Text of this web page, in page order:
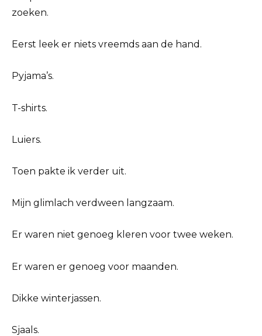
zoeken.
Eerst leek er niets vreemds aan de hand.
Pyjama’s.
T-shirts.
Luiers.
Toen pakte ik verder uit.
Mijn glimlach verdween langzaam.
Er waren niet genoeg kleren voor twee weken.
Er waren er genoeg voor maanden.
Dikke winterjassen.
Sjaals.